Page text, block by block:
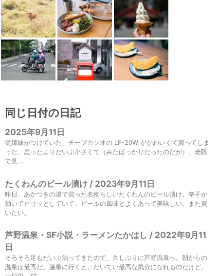
同じ日付の日記
2025年9月11日
従姉妹がつけていた、チープカシオの LF-20W がかわいくて買ってしま
った。思ったよりだいぶ小さくて（みたばっかりだったのだが）、老眼
で見...
たくわんのビール漬け / 2023年9月11日
昨日、あかつきの湯で買った名物らしいたくわんのビール漬け。辛子が
効いてピリッとしていて、ビールの風味とよくあって美味しい。また買
いたい。
芦野温泉・SF小説・ラーメンたかはし / 2022年9月11
日
そろそろ足もだいぶ治ってきたので、久しぶりに芦野温泉へ。朝からの
温泉は最高だ。温泉に行くと、たいてい最高な気分になれるのだけど。